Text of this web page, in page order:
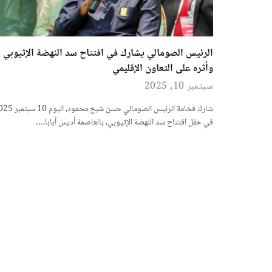
الرئيس الصومالي يشارك في افتتاح سد النهضة الإثيوبي
وأثره على التعاون الإقليمي
سبتمبر 10, 2025
في حفل افتتاح سد النهضة الإثيوبي، بالعاصمة أديس أبابا،…